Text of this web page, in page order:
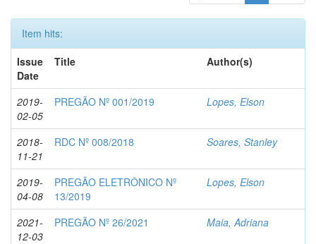
Item hits:
Issue
Date
Title Author(s)
2019-
02-05
PREGÃO Nº 001/2019 Lopes, Elson
2018-
11-21
RDC Nº 008/2018 Soares, Stanley
2019-
04-08
PREGÃO ELETRÔNICO Nº
13/2019
Lopes, Elson
2021-
12-03
PREGÃO Nº 26/2021 Maia, Adriana